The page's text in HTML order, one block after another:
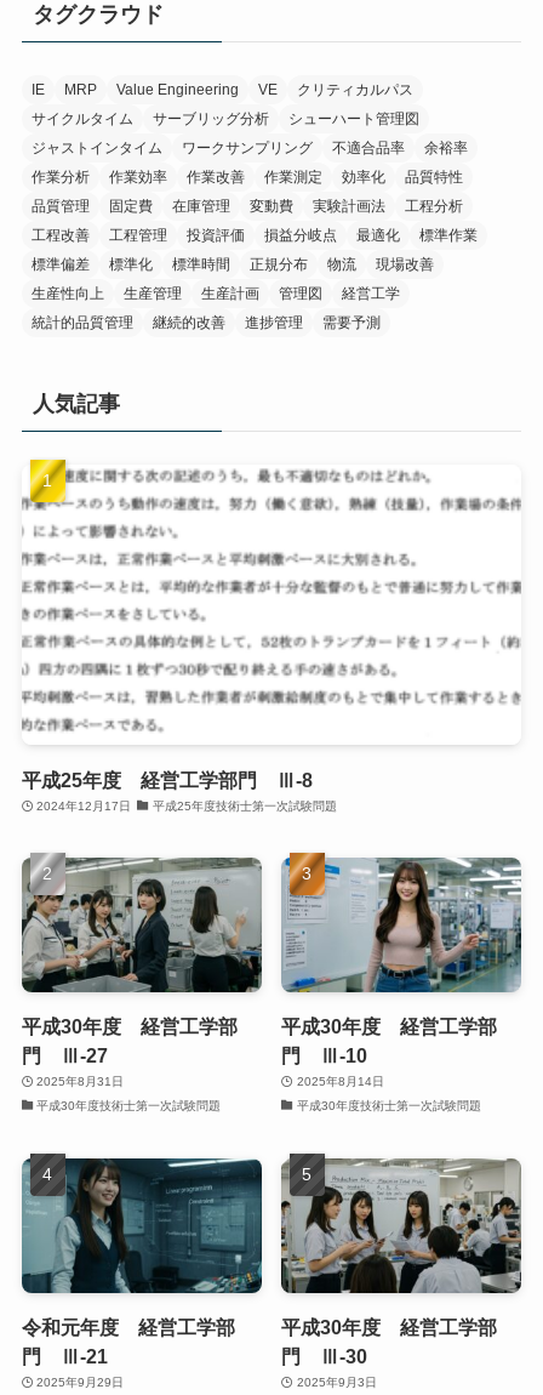
タグクラウド
IE MRP Value Engineering VE
クリティカルパス
サイクルタイム
サーブリッグ分析
シューハート管理図
ジャストインタイム
ワークサンプリング 不適合品率
余裕率
作業分析
作業効率 作業改善 作業測定 効率化
品質特性
品質管理
固定費 在庫管理 変動費 実験計画法
工程分析
工程改善
工程管理 投資評価 損益分岐点 最適化
標準作業
標準偏差
標準化 標準時間 正規分布 物流
現場改善
生産性向上
生産管理 生産計画 管理図
経営工学
統計的品質管理
継続的改善 進捗管理 需要予測
人気記事
平成25年度 経営工学部門 Ⅲ-8
2024年12月17日 平成25年度技術士第一次試験問題
平成30年度 経営工学部
門 Ⅲ-27
2025年8月31日
平成30年度技術士第一次試験問題
平成30年度 経営工学部
門 Ⅲ-10
2025年8月14日
平成30年度技術士第一次試験問題
令和元年度 経営工学部
門 Ⅲ-21
2025年9月29日
平成30年度 経営工学部
門 Ⅲ-30
2025年9月3日